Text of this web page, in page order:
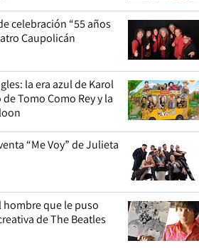
celebración “55 años
Caupolicán
la era azul de Karol
Tomo Como Rey y la
“Me Voy” de Julieta
hombre que le puso
de The Beatles